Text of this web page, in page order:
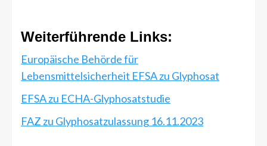
Weiterführende Links:
Europäische Behörde für
Lebensmittelsicherheit EFSA zu Glyphosat
EFSA zu ECHA-Glyphosatstudie
FAZ zu Glyphosatzulassung 16.11.2023